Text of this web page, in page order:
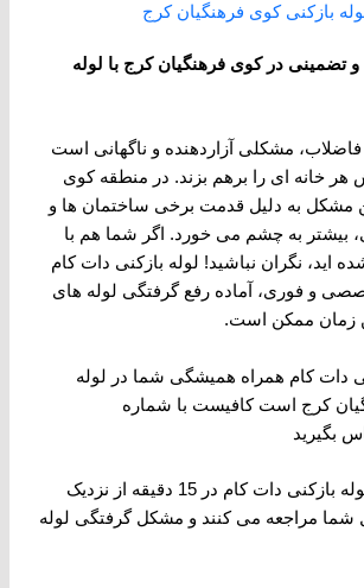
و تضمینی در کوی فرهنگیان کرج با لوله
مشکلی آزاردهنده و ناگهانی است
هر خانه ‌ای را برهم بزند. در منطقه کوی
مشکل به دلیل قدمت برخی ساختمان ‌ها و
بیشتر به چشم می ‌خورد. اگر شما هم با
‌اید، نگران نباشید! لوله بازکنی دات کام
و فوری، آماده رفع گرفتگی لوله ‌های
زمان ممکن است.
دات کام همراه همیشگی شما در لوله
کرج است کافیست با شماره
متخصصین سیار لوله بازکنی دات کام در 15 دقیقه از نزدیک
شما مراجعه می کنند و مشکل گرفتگی لوله